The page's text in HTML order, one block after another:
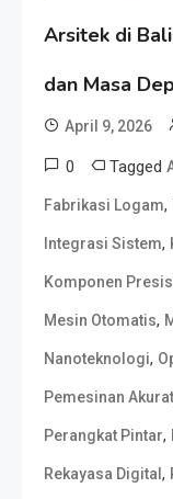
Arsitek di
dan Masa
April 9, 2026
0 Tagged
Fabrikasi Logam,
Integrasi Sistem,
Komponen
Mesin Otomatis,
Nanoteknologi,
Pemesinan Akurat
Perangkat Pintar,
Rekayasa Digital ,